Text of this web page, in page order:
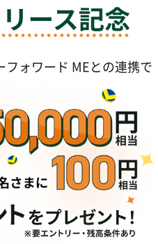
ォワード MEとの連携で